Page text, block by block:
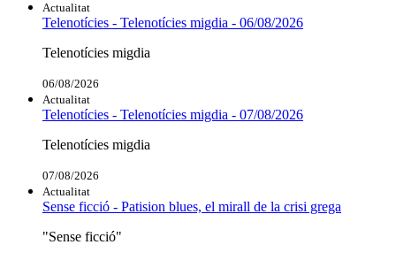
Actualitat
Telenotícies - Telenotícies migdia - 06/08/2026
Telenotícies migdia
06/08/2026
Actualitat
Telenotícies - Telenotícies migdia - 07/08/2026
Telenotícies migdia
07/08/2026
Actualitat
Sense ficció - Patision blues, el mirall de la crisi grega
"Sense ficció"